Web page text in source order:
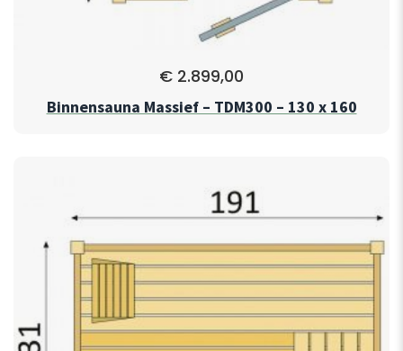
€ 2.899,00
Binnensauna Massief – TDM300 – 130 x 160